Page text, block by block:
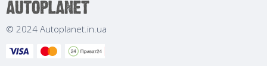
© 2024 Autoplanet.in.ua